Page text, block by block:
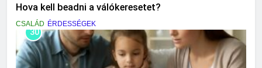
Hova kell beadni a válókeresetet?
CSALÁD ÉRDESSÉGEK
30